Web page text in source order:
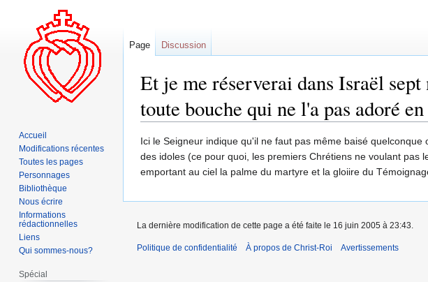
Et je me réserverai dans Israël
toute bouche qui ne l'a pas adoré
Aller
à
la
Aller
à
la
Ici le Seigneur indique qu'il ne faut pas même baisé
des idoles (ce pour quoi, les premiers Chrétiens ne voulant
emportant au ciel la palme du martyre et la gloiire du
Page Discussion
Accueil
Modifications récentes
Toutes les pages
Personnages
Bibliothèque
Nous écrire
Informations
rédactionnelles
Liens
Qui sommes-nous?
Spécial
La dernière modification de cette page a été faite le 16 juin 2005 à 23:43.
Politique de confidentialité À propos de Christ-Roi Avertissements